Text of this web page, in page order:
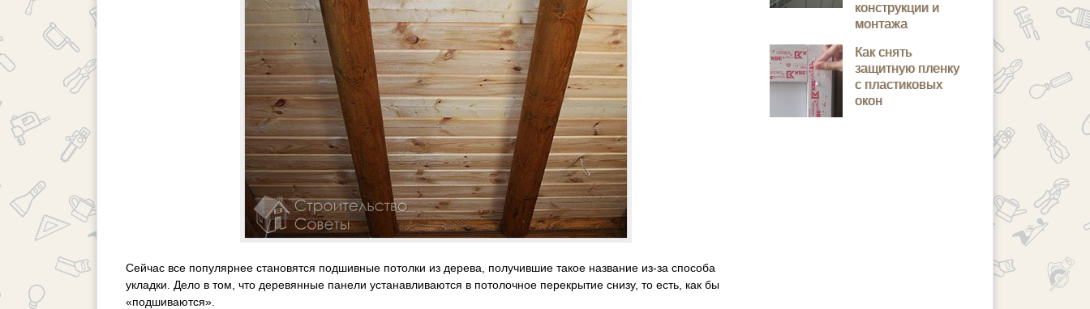
Сейчас все популярнее становятся подшивные потолки из дерева, получившие такое название из-за способа
укладки. Дело в том, что деревянные панели устанавливаются в потолочное перекрытие снизу, то есть, как бы
«подшиваются».
конструкции и
монтажа
Как снять
защитную пленку
с пластиковых
окон